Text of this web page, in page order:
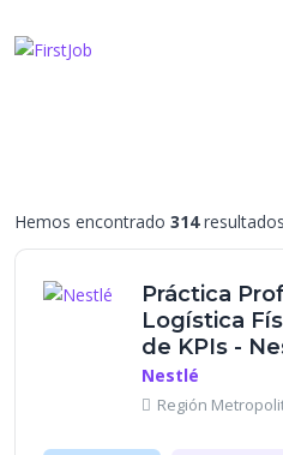
Hemos encontrado 314
Práctica
Logística
de KPIs -
Nestlé
Región